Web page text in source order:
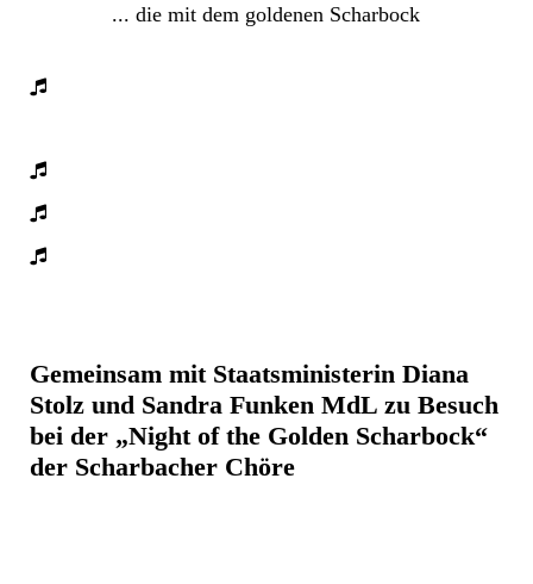
... die mit dem goldenen Scharbock
Gemeinsam mit Staatsministerin Diana
Stolz und Sandra Funken MdL zu Besuch
bei der „Night of the Golden Scharbock“
der Scharbacher Chöre